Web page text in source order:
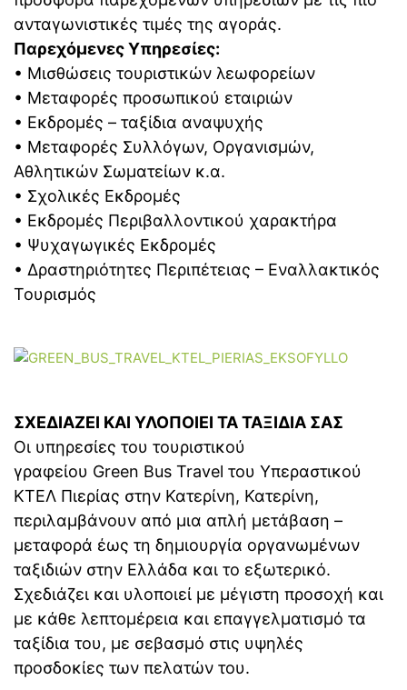
ανταγωνιστικές τιμές της αγοράς.
Παρεχόμενες Υπηρεσίες:
• Μισθώσεις τουριστικών λεωφορείων
• Μεταφορές προσωπικού εταιριών
• Εκδρομές – ταξίδια αναψυχής
• Μεταφορές Συλλόγων, Οργανισμών,
Αθλητικών Σωματείων κ.α.
• Σχολικές Εκδρομές
• Εκδρομές Περιβαλλοντικού χαρακτήρα
• Ψυχαγωγικές Εκδρομές
• Δραστηριότητες Περιπέτειας – Εναλλακτικός
Τουρισμός
ΣΧΕΔΙΑΖΕΙ ΚΑΙ ΥΛΟΠΟΙΕΙ ΤΑ ΤΑΞΙΔΙΑ ΣΑΣ
Οι υπηρεσίες του τουριστικού
γραφείου Green Bus Travel του Υπεραστικού
ΚΤΕΛ Πιερίας στην Κατερίνη, Κατερίνη,
περιλαμβάνουν από μια απλή μετάβαση –
μεταφορά έως τη δημιουργία οργανωμένων
ταξιδιών στην Ελλάδα και το εξωτερικό.
Σχεδιάζει και υλοποιεί με μέγιστη προσοχή και
με κάθε λεπτομέρεια και επαγγελματισμό τα
ταξίδια του, με σεβασμό στις υψηλές
προσδοκίες των πελατών του.